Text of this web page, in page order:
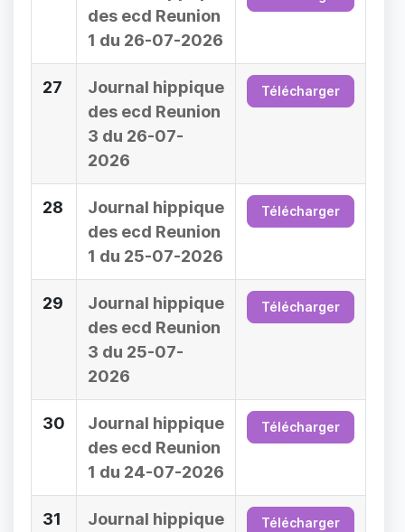
des ecd Reunion
1 du 26-07-2026
27
Journal hippique
des ecd Reunion
3 du 26-07-
2026
Télécharger
28
Journal hippique
des ecd Reunion
1 du 25-07-2026
Télécharger
29
Journal hippique
des ecd Reunion
3 du 25-07-
2026
Télécharger
30
Journal hippique
des ecd Reunion
1 du 24-07-2026
Télécharger
31
Journal hippique
Télécharger